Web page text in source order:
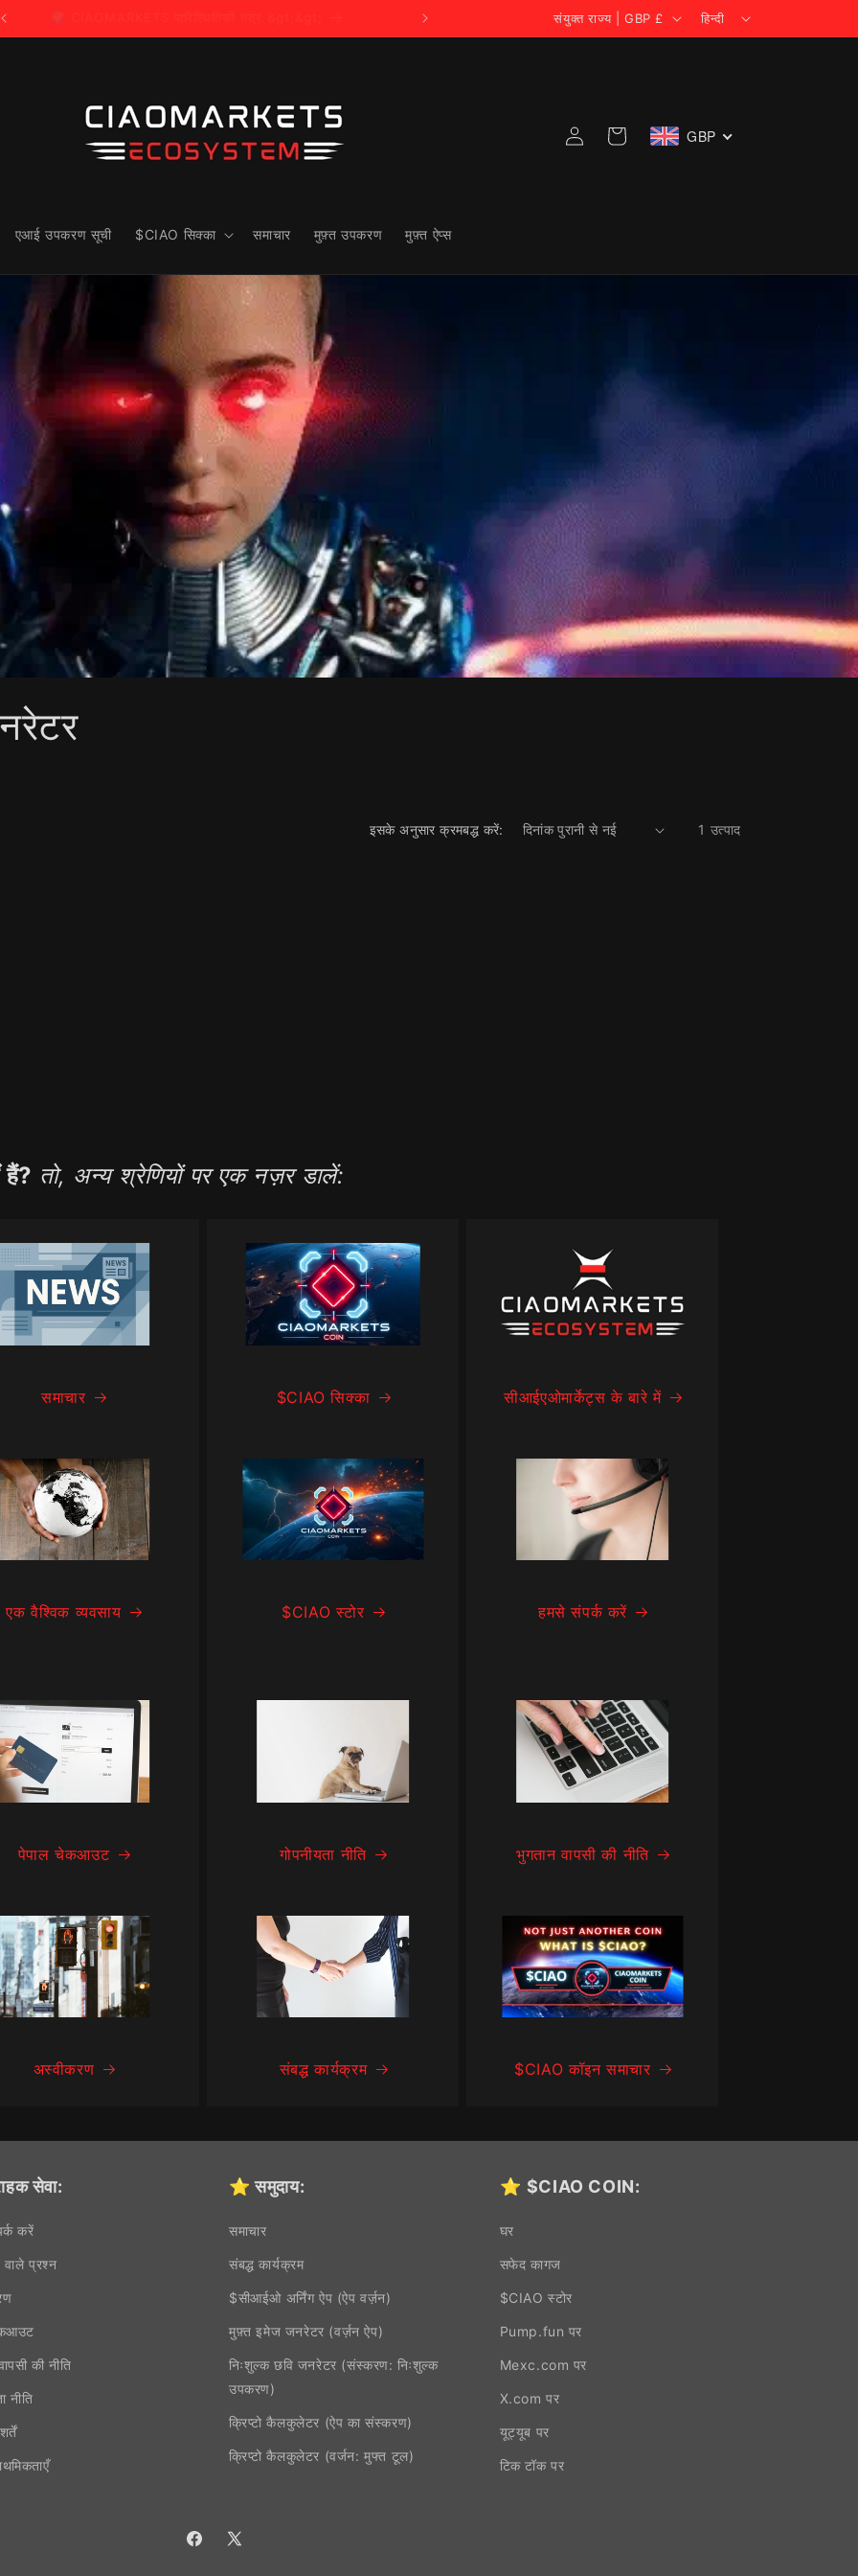
🪙 $CIAO के साथ ट्रेडिंग &gt;&gt;
श
संयुक्त राज्य | GBP £
भा
षा
हिन्दी
एआई उपकरण सूची $CIAO सिक्का समाचार मुफ़्त उपकरण मुफ़्त ऐप्स
इन
कार्ट GBP
इसके अनुसार क्रमबद्ध करें: 1 उत्पाद
हैं? तो, अन्य श्रेणियों पर एक नज़र डालें:
समाचार $CIAO सिक्का सीआईएओमार्केट्स के बारे में
एक वैश्विक व्यवसाय $CIAO स्टोर हमसे संपर्क करें
पेपाल चेकआउट गोपनीयता नीति भुगतान वापसी की नीति
अस्वीकरण संबद्ध कार्यक्रम $CIAO कॉइन समाचार
सेवा:
करें
प्रश्न
की नीति
नीति
⭐ समुदाय:
समाचार
संबद्ध कार्यक्रम
$सीआईओ अर्निंग ऐप (ऐप वर्ज़न)
मुफ़्त इमेज जनरेटर (वर्ज़न ऐप)
निःशुल्क छवि जनरेटर (संस्करण: निःशुल्क
उपकरण)
क्रिप्टो कैलकुलेटर (ऐप का संस्करण)
क्रिप्टो कैलकुलेटर (वर्जन: मुफ्त टूल)
⭐ $CIAO COIN:
घर
सफेद कागज
$CIAO स्टोर
Pump.fun पर
Mexc.com पर
X.com पर
यूट्यूब पर
टिक टॉक पर
फेसबुक
एक्स